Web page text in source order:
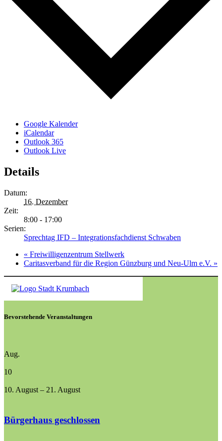
Google Kalender
iCalendar
Outlook 365
Outlook Live
Details
Datum:
16. Dezember
Zeit:
8:00 - 17:00
Serien:
Sprechtag IFD – Integrationsfachdienst Schwaben
« Freiwilligenzentrum Stellwerk
Caritasverband für die Region Günzburg und Neu-Ulm e.V. »
Bevorstehende Veranstaltungen
Aug.
10
10. August – 21. August
Bürgerhaus geschlossen